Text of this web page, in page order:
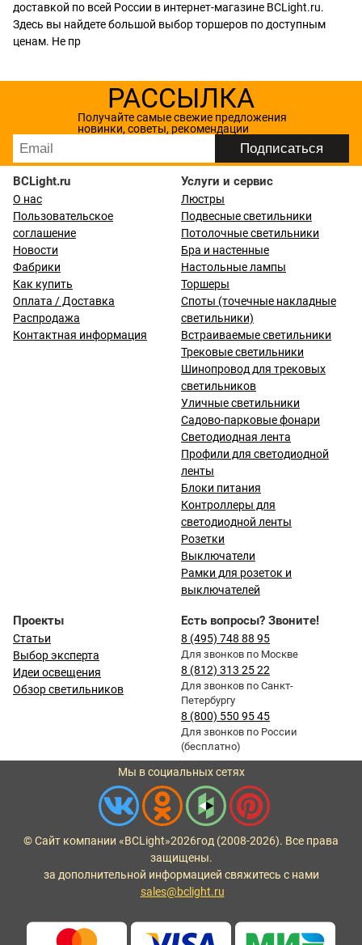
доставкой по всей России в интернет-магазине BCLight.ru.
Здесь вы найдете большой выбор торшеров по доступным
ценам. Не пр
РАССЫЛКА
Получайте самые свежие предложения
новинки, советы, рекомендации
BCLight.ru
О нас
Пользовательское
соглашение
Новости
Фабрики
Как купить
Оплата / Доставка
Распродажа
Контактная информация
Услуги и сервис
Люстры
Подвесные светильники
Потолочные светильники
Бра и настенные
Настольные лампы
Торшеры
Споты (точечные накладные
светильники)
Встраиваемые светильники
Трековые светильники
Шинопровод для трековых
светильников
Уличные светильники
Садово-парковые фонари
Светодиодная лента
Профили для светодиодной
ленты
Блоки питания
Контроллеры для
светодиодной ленты
Розетки
Выключатели
Рамки для розеток и
выключателей
Проекты
Статьи
Выбор эксперта
Идеи освещения
Обзор светильников
Есть вопросы? Звоните!
8 (495) 748 88 95
Для звонков по Москве
8 (812) 313 25 22
Для звонков по Санкт-
Петербургу
8 (800) 550 95 45
Для звонков по России
(бесплатно)
Мы в социальных сетях
© Сайт компании «BCLight»2026год (2008-2026). Все права
защищены.
за дополнительной информацией свяжитесь с нами
sales@bclight.ru